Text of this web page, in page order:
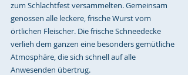
zum Schlachtfest versammelten. Gemeinsam
genossen alle leckere, frische Wurst vom
örtlichen Fleischer. Die frische Schneedecke
verlieh dem ganzen eine besonders gemütliche
Atmosphäre, die sich schnell auf alle
Anwesenden übertrug.